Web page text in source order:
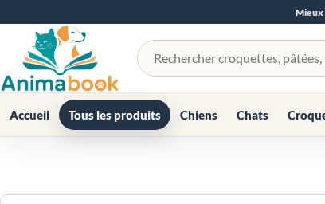
Mieux
Rechercher un produit
Accueil Tous les produits Chiens Chats